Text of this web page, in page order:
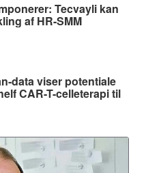
Tecvayli kan
af HR-SMM
data viser potentiale
CAR-T-celleterapi til